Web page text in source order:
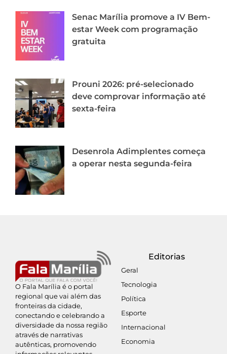
Senac Marília promove a IV Bem-
estar Week com programação
gratuita
Prouni 2026: pré-selecionado
deve comprovar informação até
sexta-feira
Desenrola Adimplentes começa
a operar nesta segunda-feira
O Fala Marília é o portal
regional que vai além das
fronteiras da cidade,
conectando e celebrando a
diversidade da nossa região
através de narrativas
autênticas, promovendo
Editorias
Geral
Tecnologia
Política
Esporte
Internacional
Economia